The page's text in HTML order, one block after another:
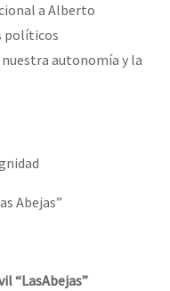
a Alberto
políticos
autonomía y la
Abejas”
“LasAbejas”